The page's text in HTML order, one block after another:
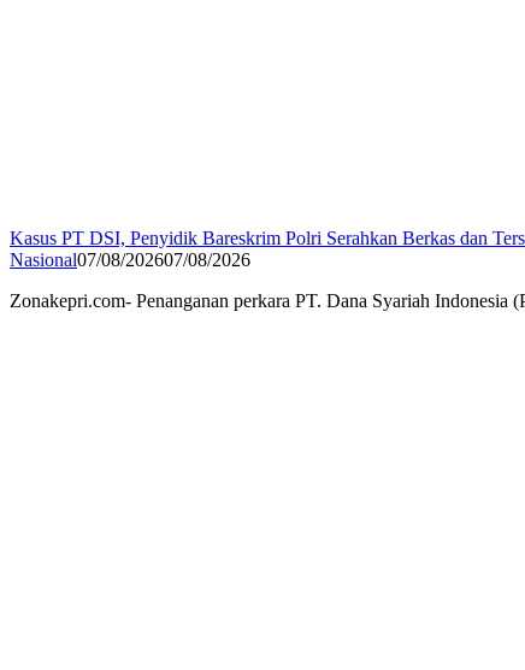
Kasus PT DSI, Penyidik Bareskrim Polri Serahkan Berkas dan
Nasional07/08/202607/08/2026
Zonakepri.com- Penanganan perkara PT. Dana Syariah